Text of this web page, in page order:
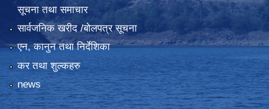
सूचना तथा समाचार
सार्वजनिक खरीद /बोलपत्र सूचना
एन, कानुन तथा निर्देशिका
कर तथा शुल्कहरु
news